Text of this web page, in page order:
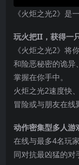
《火炬之光2》是
玩火把II，获得一
《火炬之光2》将
和险恶秘密的诡
掌握在你手中。
火炬之光2速度快
冒险或与朋友在线
动作密集型多人游
在线与最多4名玩
同对抗最凶猛的对